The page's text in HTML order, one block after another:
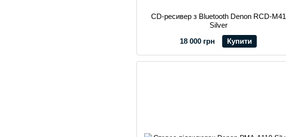
CD-ресивер з Bluetooth Denon RCD-M41
Silver
18 000 грн
Купити